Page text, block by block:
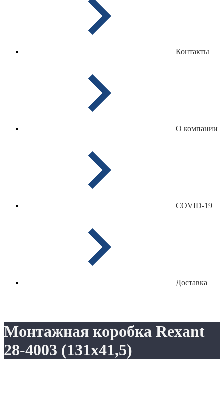
Контакты
О компании
COVID-19
Доставка
Монтажная коробка Rexant
28-4003 (131х41,5)